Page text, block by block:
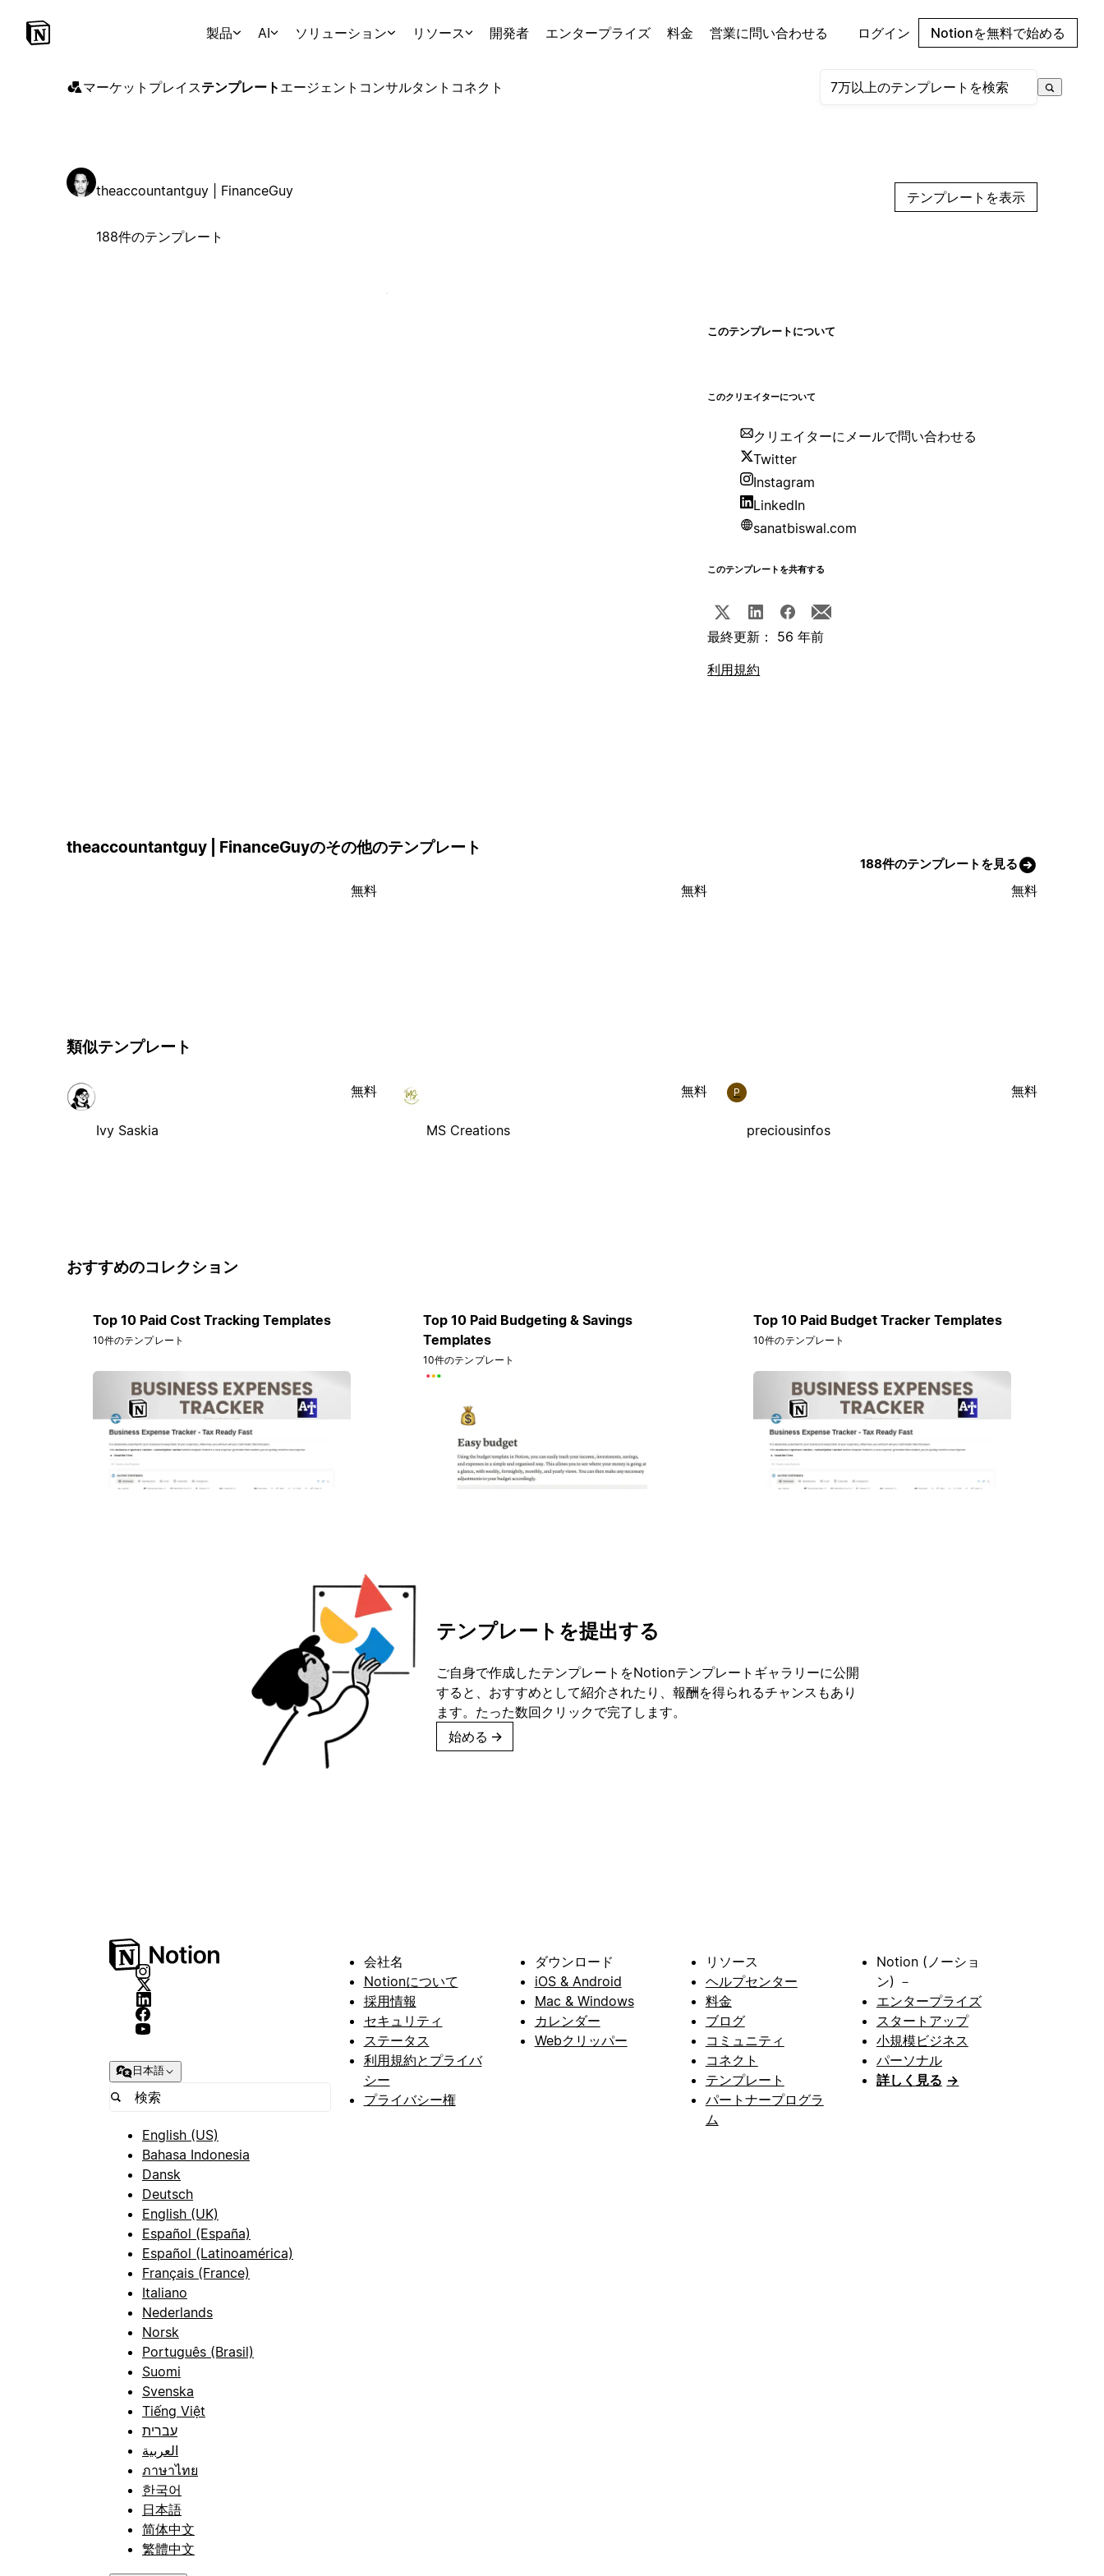
製品 AI ソリューション リソース 開発者 エンタープライズ 料金 営業に問い合わせる ログイン Notionを無料で始める
マーケットプレイステンプレート エージェント コンサルタント コネクト
theaccountantguy | FinanceGuy
188件のテンプレート
テンプレートを表示
このテンプレートについて
このクリエイターについて
クリエイターにメールで問い合わせる
Twitter
Instagram
LinkedIn
sanatbiswal.com
このテンプレートを共有する
最終更新： 56 年前
利用規約
theaccountantguy | FinanceGuyのその他のテンプレート
188件のテンプレートを見る
無料 無料 無料
類似テンプレート
Ivy Saskia
無料
MS Creations
無料 P
preciousinfos
無料
おすすめのコレクション
Top 10 Paid Cost Tracking Templates
10件のテンプレート
Top 10 Paid Budgeting & Savings
Templates
10件のテンプレート
Top 10 Paid Budget Tracker Templates
10件のテンプレート
テンプレートを提出する
ご自身で作成したテンプレートをNotionテンプレートギャラリーに公開
すると、おすすめとして紹介されたり、報酬を得られるチャンスもあり
ます。たった数回クリックで完了します。
始める →
日本語
English (US)
Bahasa Indonesia
Dansk
Deutsch
English (UK)
Español (España)
Español (Latinoamérica)
Français (France)
Italiano
Nederlands
Norsk
Português (Brasil)
Suomi
Svenska
Tiếng Việt
עברית
العربية
ภาษาไทย
한국어
日本語
简体中文
繁體中文
会社名
Notionについて
採用情報
セキュリティ
ステータス
利用規約とプライバ
シー
プライバシー権
ダウンロード
iOS & Android
Mac & Windows
カレンダー
Webクリッパー
リソース
ヘルプセンター
料金
ブログ
コミュニティ
コネクト
テンプレート
パートナープログラ
ム
Notion (ノーショ
ン) －
エンタープライズ
スタートアップ
小規模ビジネス
パーソナル
詳しく見る →